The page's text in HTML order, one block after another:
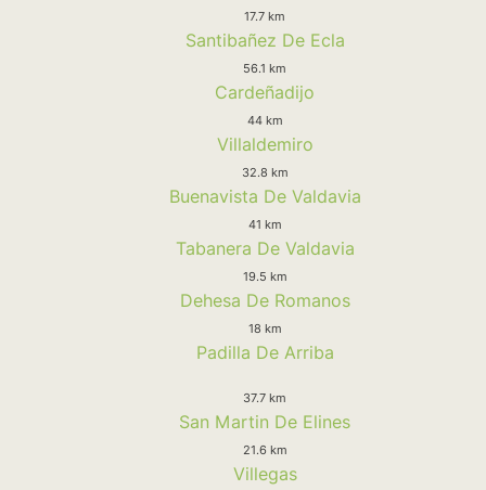
17.7 km
Santibañez De Ecla
56.1 km
Cardeñadijo
44 km
Villaldemiro
32.8 km
Buenavista De Valdavia
41 km
Tabanera De Valdavia
19.5 km
Dehesa De Romanos
18 km
Padilla De Arriba
37.7 km
San Martin De Elines
21.6 km
Villegas